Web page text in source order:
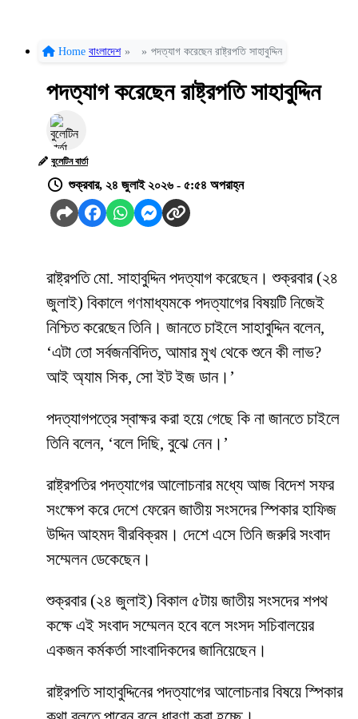
Home বাংলাদেশ » » পদত্যাগ করেছেন রাষ্ট্রপতি সাহাবুদ্দিন
পদত্যাগ করেছেন রাষ্ট্রপতি সাহাবুদ্দিন
বুলেটিন বার্তা
শুক্রবার, ২৪ জুলাই ২০২৬ - ৫:৫৪ অপরাহ্ন
রাষ্ট্রপতি মো. সাহাবুদ্দিন পদত্যাগ করেছেন। শুক্রবার (২৪
জুলাই) বিকালে গণমাধ্যমকে পদত্যাগের বিষয়টি নিজেই
নিশ্চিত করেছেন তিনি। জানতে চাইলে সাহাবুদ্দিন বলেন,
‘এটা তো সর্বজনবিদিত, আমার মুখ থেকে শুনে কী লাভ?
আই অ্যাম সিক, সো ইট ইজ ডান।’
পদত্যাগপত্রে স্বাক্ষর করা হয়ে গেছে কি না জানতে চাইলে
তিনি বলেন, ‘বলে দিছি, বুঝে নেন।’
রাষ্ট্রপতির পদত্যাগের আলোচনার মধ্যে আজ বিদেশ সফর
সংক্ষেপ করে দেশে ফেরেন জাতীয় সংসদের স্পিকার হাফিজ
উদ্দিন আহমদ বীরবিক্রম। দেশে এসে তিনি জরুরি সংবাদ
সম্মেলন ডেকেছেন।
শুক্রবার (২৪ জুলাই) বিকাল ৫টায় জাতীয় সংসদের শপথ
কক্ষে এই সংবাদ সম্মেলন হবে বলে সংসদ সচিবালয়ের
একজন কর্মকর্তা সাংবাদিকদের জানিয়েছেন।
রাষ্ট্রপতি সাহাবুদ্দিনের পদত্যাগের আলোচনার বিষয়ে স্পিকার